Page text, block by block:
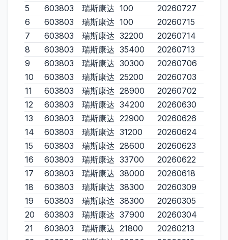
5
603803 瑞斯康达 100
20260727
6
603803 瑞斯康达 100
20260715
7
603803 瑞斯康达 32200
20260714
8
603803 瑞斯康达 35400
20260713
9
603803 瑞斯康达 30300
20260706
10
603803 瑞斯康达 25200
20260703
11
603803 瑞斯康达 28900
20260702
12
603803 瑞斯康达 34200
20260630
13
603803 瑞斯康达 22900
20260626
14
603803 瑞斯康达 31200
20260624
15
603803 瑞斯康达 28600
20260623
16
603803 瑞斯康达 33700
20260622
17
603803 瑞斯康达 38000
20260618
18
603803 瑞斯康达 38300
20260309
19
603803 瑞斯康达 38300
20260305
20
603803 瑞斯康达 37900
20260304
21
603803 瑞斯康达 21800
20260213